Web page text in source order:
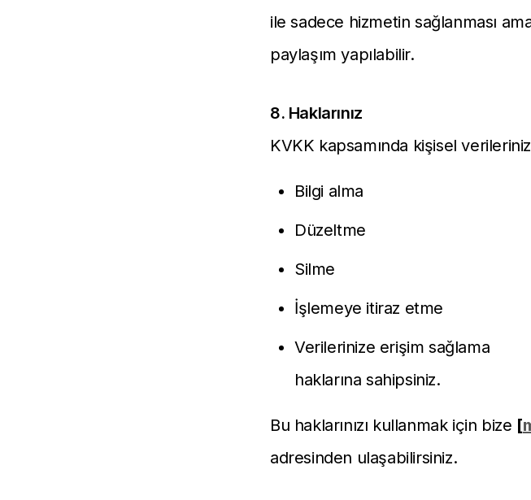
ile sadece hizmetin sağlanması
paylaşım yapılabilir.
8. Haklarınız
KVKK kapsamında kişisel
Bilgi alma
Düzeltme
Silme
İşlemeye itiraz etme
Verilerinize erişim sağlama
haklarına sahipsiniz.
Bu haklarınızı kullanmak için bize [
adresinden ulaşabilirsiniz.